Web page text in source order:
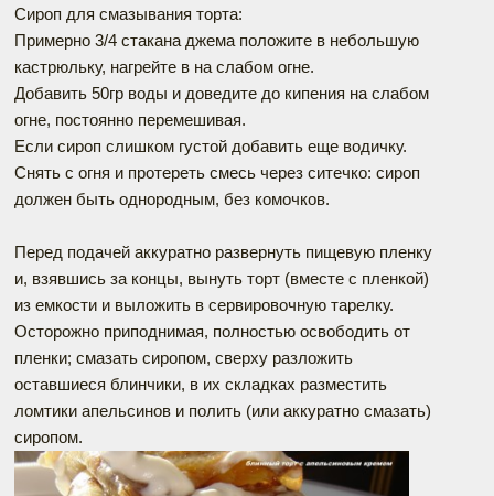
Сироп для смазывания торта:
Примерно 3/4 стакана джема положите в небольшую
кастрюльку, нагрейте в на слабом огне.
Добавить 50гр воды и доведите до кипения на слабом
огне, постоянно перемешивая.
Если сироп слишком густой добавить еще водичку.
Снять с огня и протереть смесь через ситечко: сироп
должен быть однородным, без комочков.
Перед подачей аккуратно развернуть пищевую пленку
и, взявшись за концы, вынуть торт (вместе с пленкой)
из емкости и выложить в сервировочную тарелку.
Осторожно приподнимая, полностью освободить от
пленки; смазать сиропом, сверху разложить
оставшиеся блинчики, в их складках разместить
ломтики апельсинов и полить (или аккуратно смазать)
сиропом.